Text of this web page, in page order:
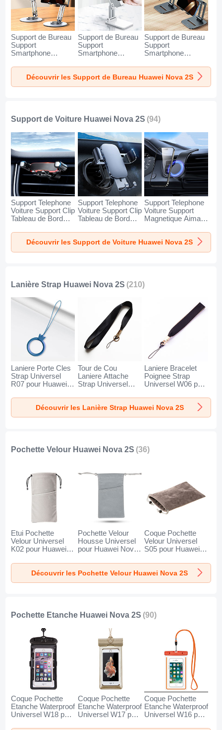
Support de Bureau
Support
Smartphone
Huawei Nova 2S
Argent
Support de Bureau
Support
Smartphone
Huawei Nova 2S
Blanc
Support de Bureau
Support
Smartphone
Huawei Nova 2S
Noir
Découvrir les Support de Bureau Huawei Nova 2S
Support de Voiture Huawei Nova 2S (94)
Support Telephone
Voiture Support Clip
Tableau de Bord
Huawei Nova 2S
Support Telephone
Voiture Support Clip
Tableau de Bord
Huawei Nova 2S
Noir
Support Telephone
Voiture Support
Magnetique Aimant
Universel BS1 pour
Huawei Nova 2S
Noir
Découvrir les Support de Voiture Huawei Nova 2S
Lanière Strap Huawei Nova 2S (210)
Laniere Porte Cles
Strap Universel
R07 pour Huawei
Tour de Cou
Laniere Attache
Strap Universel
Nova 2S Noir
Laniere Bracelet
Poignee Strap
Universel W06 pour
Noir
Découvrir les Lanière Strap Huawei Nova 2S
Pochette Velour Huawei Nova 2S (36)
Etui Pochette
Velour Universel
K02 pour Huawei
Pochette Velour
Housse Universel
pour Huawei Nova
Coque Pochette
Velour Universel
S05 pour Huawei
Découvrir les Pochette Velour Huawei Nova 2S
Pochette Etanche Huawei Nova 2S (90)
Coque Pochette
Etanche Waterproof
Universel W18 pour
Coque Pochette
Etanche Waterproof
Universel W17 pour
Coque Pochette
Etanche Waterproof
Universel W16 pour